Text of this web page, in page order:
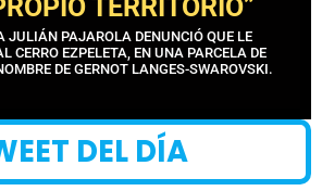
TERRITORIO”
JULIÁN PAJAROLA DENUNCIÓ QUE LE
CERRO EZPELETA, EN UNA PARCELA DE
DE GERNOT LANGES-SWAROVSKI.
DEL DÍA